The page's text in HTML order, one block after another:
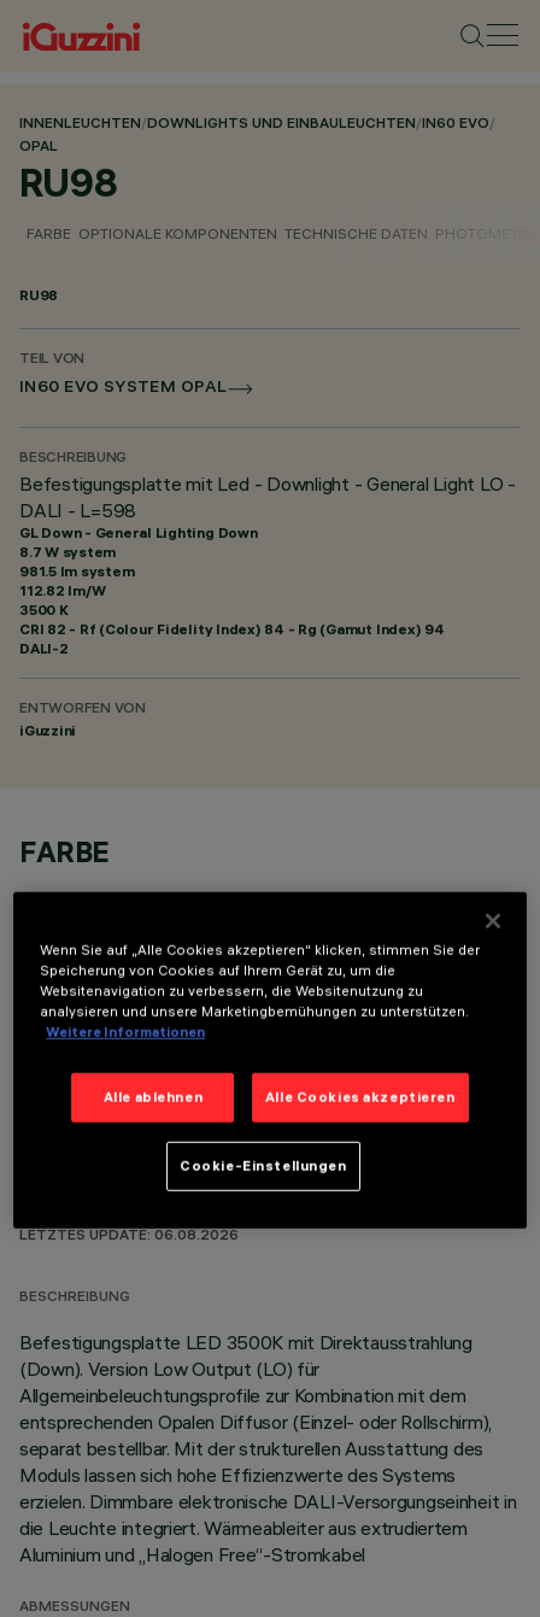
INNENLEUCHTEN/DOWNLIGHTS UND EINBAULEUCHTEN/IN60 EVO/
OPAL
RU98
FARBE OPTIONALE KOMPONENTEN TECHNISCHE DATEN
RU98
TEIL VON
IN60 EVO SYSTEM OPAL
BESCHREIBUNG
Befestigungsplatte mit Led - Downlight - General Light LO -
DALI - L=598
GL Down - General Lighting Down
8.7 W system
981.5 lm system
112.82 lm/W
3500 K
CRI 82 - Rf (Colour Fidelity Index) 84 - Rg (Gamut Index) 94
DALI-2
ENTWORFEN VON
iGuzzini
FARBE
OPTIONALE KOMPONENTEN
TECHNISCHE DATEN
LETZTES UPDATE: 06.08.2026
BESCHREIBUNG
Befestigungsplatte LED 3500K mit Direktausstrahlung
(Down). Version Low Output (LO) für
Allgemeinbeleuchtungsprofile zur Kombination mit dem
entsprechenden Opalen Diffusor (Einzel- oder Rollschirm),
separat bestellbar. Mit der strukturellen Ausstattung des
Moduls lassen sich hohe Effizienzwerte des Systems
erzielen. Dimmbare elektronische DALI-Versorgungseinheit in
die Leuchte integriert. Wärmeableiter aus extrudiertem
Aluminium und „Halogen Free“-Stromkabel
ABMESSUNGEN
Wenn Sie auf „Alle Cookies akzeptieren“ klicken, stimmen Sie der
Speicherung von Cookies auf Ihrem Gerät zu, um die
Websitenavigation zu verbessern, die Websitenutzung zu
analysieren und unsere Marketingbemühungen zu unterstützen.
Weitere Informationen
Alle ablehnen Alle Cookies akzeptieren
Cookie-Einstellungen